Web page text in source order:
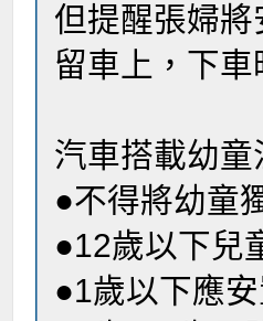
但提醒張婦
留車上，下
汽車搭載幼童
●不得將幼童
●12歲以下兒
●1歲以下應